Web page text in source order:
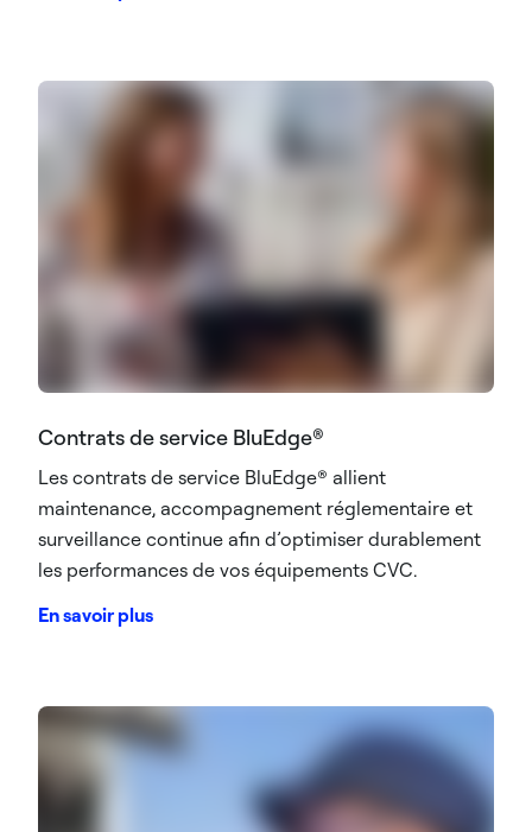
Contrats de service BluEdge®
Les contrats de service BluEdge® allient
maintenance, accompagnement réglementaire et
surveillance continue afin d’optimiser durablement
les performances de vos équipements CVC.
En savoir plus